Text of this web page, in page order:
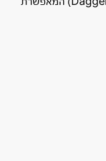
מצויד בחרב מרכזית מתקפלת (Daggerboard) המאפשרת